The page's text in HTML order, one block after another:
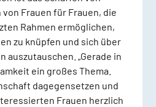
Frauen für Frauen, die
Rahmen ermöglichen,
zu knüpfen und sich über
auszutauschen. „Gerade in
ein großes Thema.
dagegensetzen und
Frauen herzlich